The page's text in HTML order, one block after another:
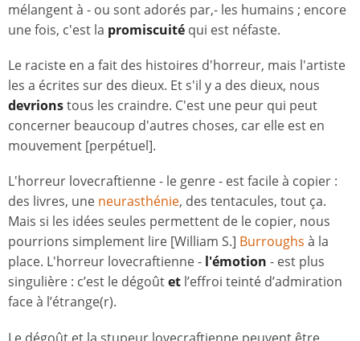
mélangent à - ou sont adorés par,- les humains ; encore
une fois, c'est la promiscuité qui est néfaste.
Le raciste en a fait des histoires d'horreur, mais l'artiste
les a écrites sur des dieux. Et s'il y a des dieux, nous
devrionstous les craindre. C'est une peur qui peut
concerner beaucoup d'autres choses, car elle est en
mouvement [perpétuel].
L'horreur lovecraftienne - le genre - est facile à copier :
des livres, une neurasthénie, des tentacules, tout ça.
Mais si les idées seules permettent de le copier, nous
pourrions simplement lire [William S.] Burroughs à la
place. L'horreur lovecraftienne - l'émotion - est plus
singulière : c’est le dégoûtet l’effroi teinté d’admiration
face à l’étrange(r).